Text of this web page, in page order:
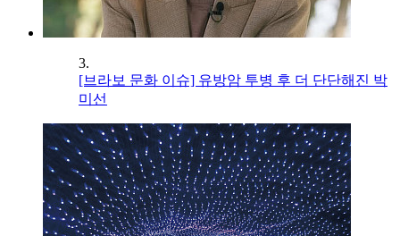
3.
[브라보 문화 이슈] 유방암 투병 후 더 단단해진 박
미선